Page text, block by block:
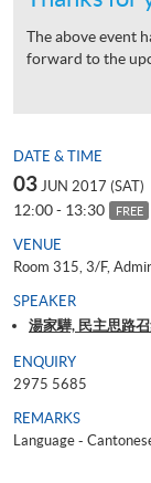
The above event
forward to the
DATE & TIME
03 JUN 2017 (SAT)
12:00 - 13:30 FREE
VENUE
Room 315, 3/F,
SPEAKER
湯家驊, 民主思路
ENQUIRY
2975 5685
REMARKS
Language -